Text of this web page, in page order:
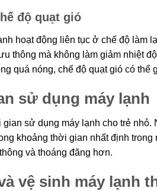
độ quạt gió
hoạt động liên tục ở chế độ làm
thông mà không làm giảm nhiệt
quá nóng, chế độ quạt gió có thể
sử dụng máy lạnh
gian sử dụng máy lạnh cho trẻ
khoảng thời gian nhất định
và thoáng đãng hơn.
vệ sinh máy lạnh